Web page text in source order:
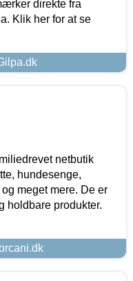
direkte fra
Klik her for at se
netbutik
hundesenge,
meget mere. De er
holdbare produkter.